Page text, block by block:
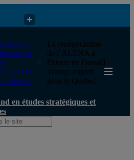
études stratégiques et diplomatiques
Raoul-
en
et
La renégociation
de l’ALENA à
l’heure de Donald
Trump: enjeux
pour le Québec
en études stratégiques et